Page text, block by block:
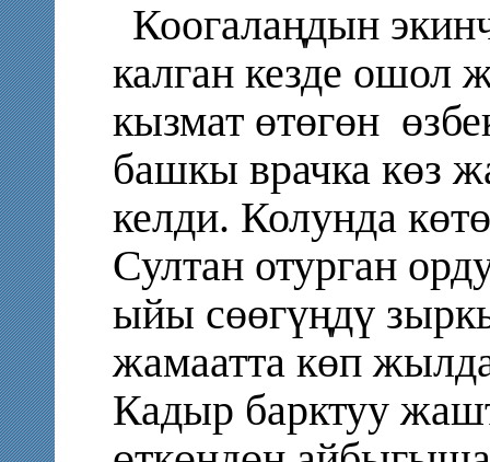
Коогалаңдын
калган кезде ошол
кызмат өтөгөн
башкы врачка көз
келди. Колунда
Султан отурган
ыйы сөөгүңдү
жамаатта көп
Кадыр барктуу